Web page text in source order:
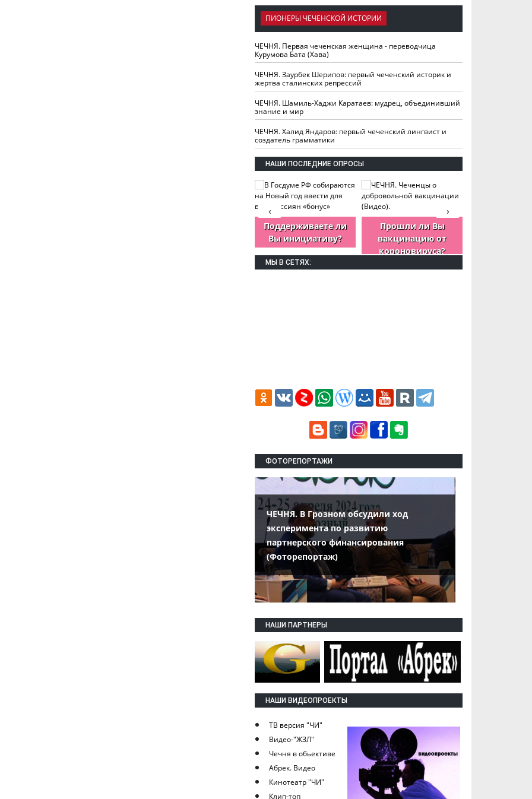
ПИОНЕРЫ ЧЕЧЕНСКОЙ ИСТОРИИ
ЧЕЧНЯ. Первая чеченская женщина - переводчица
Курумова Бата (Хава)
ЧЕЧНЯ. Заурбек Шерипов: первый чеченский историк и
жертва сталинских репрессий
ЧЕЧНЯ. Шамиль-Хаджи Каратаев: мудрец, объединивший
знание и мир
ЧЕЧНЯ. Халид Яндаров: первый чеченский лингвист и
создатель грамматики
НАШИ ПОСЛЕДНИЕ ОПРОСЫ
Поддерживаете ли
Вы инициативу?
Прошли ли Вы
вакцинацию от
короновируса?
›
‹
МЫ В СЕТЯХ:
ФОТОРЕПОРТАЖИ
ЧЕЧНЯ. В Грозном обсудили ход
эксперимента по развитию
партнерского финансирования
(Фоторепортаж)
НАШИ ПАРТНЕРЫ
НАШИ ВИДЕОПРОЕКТЫ
ТВ версия "ЧИ"
Видео-"ЖЗЛ"
Чечня в обьективе
Абрек. Видео
Кинотеатр "ЧИ"
Клип-топ